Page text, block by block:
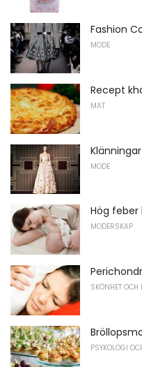
Fashion
MODE
Recept
MAT
MODE
Hög
MODERSKAP
SKÖNHET OCH
PSYKOLOGI